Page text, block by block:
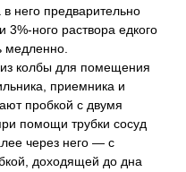
него предварительно
ного раствора едкого
медленно.
колбы для помещения
приемника и
пробкой с двумя
помощи трубки сосуд
через него — с
доходящей до дна